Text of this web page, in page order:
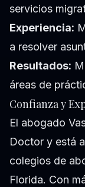
servicios
Experiencia:
a resolver
Resultados:
áreas de
Confianza y
El abogado
Doctor y está
colegios de
Florida. Con